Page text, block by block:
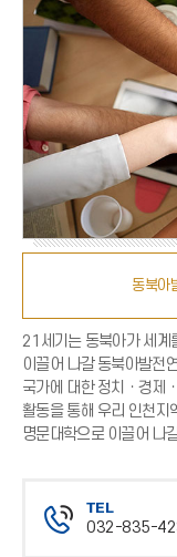
동북아
21세기는 동북아가 세계
이끌어 나갈 동북아발전
국가에 대한 정치ㆍ경제
활동을 통해 우리 인천지
명문대학으로 이끌어 나
TEL
032-835-